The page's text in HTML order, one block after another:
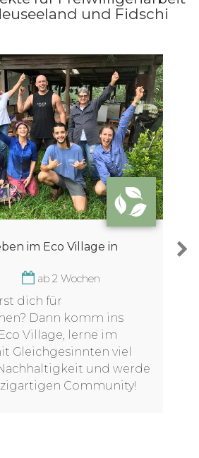
und Fidschi
im Eco Village in
ab 2 Wochen
dich für
Dann komm ins
Village, lerne im
Gleichgesinnten viel
und werde
Community!